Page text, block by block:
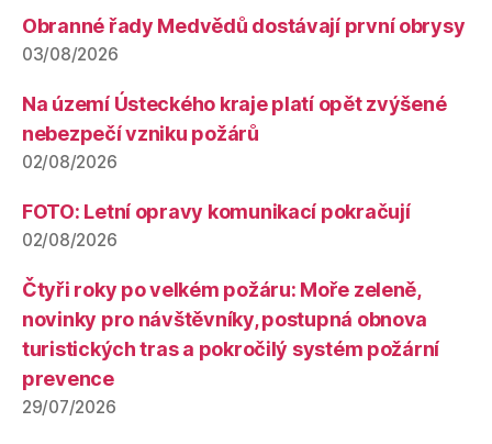
Obranné řady Medvědů dostávají první obrysy
03/08/2026
Na území Ústeckého kraje platí opět zvýšené
nebezpečí vzniku požárů
02/08/2026
FOTO: Letní opravy komunikací pokračují
02/08/2026
Čtyři roky po velkém požáru: Moře zeleně,
novinky pro návštěvníky, postupná obnova
turistických tras a pokročilý systém požární
prevence
29/07/2026